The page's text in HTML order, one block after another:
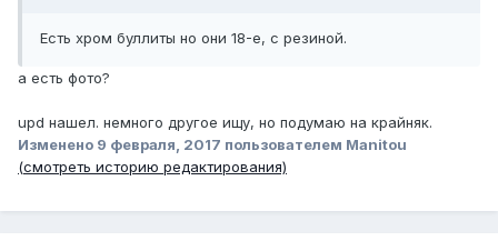
Есть хром буллиты но они 18-e, с резиной.
а есть фото?
upd нашел. немного другое ищу, но подумаю на крайняк.
Изменено 9 февраля, 2017 пользователем Manitou
(смотреть историю редактирования)